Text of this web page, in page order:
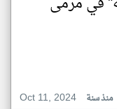
Oct 11, 2024
منذ سنة